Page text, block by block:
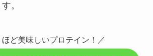
。
ほど美味しいプロテイン！／